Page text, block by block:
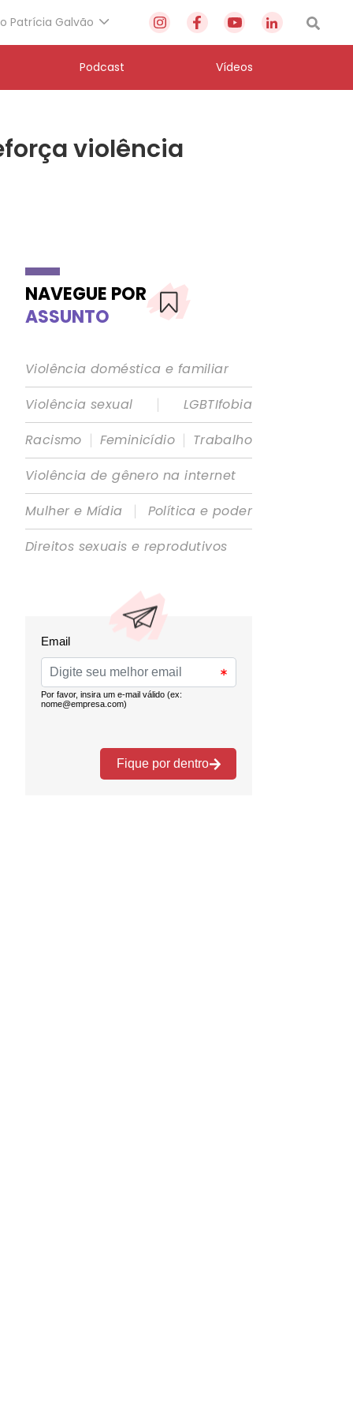
Patrícia Galvão
Podcast Vídeos
violência
NAVEGUE POR
ASSUNTO
Violência doméstica e familiar
Violência sexual
|
LGBTIfobia
Racismo | Feminicídio | Trabalho
Violência de gênero na internet
Mulher e Mídia
|
Política e poder
Direitos sexuais e reprodutivos